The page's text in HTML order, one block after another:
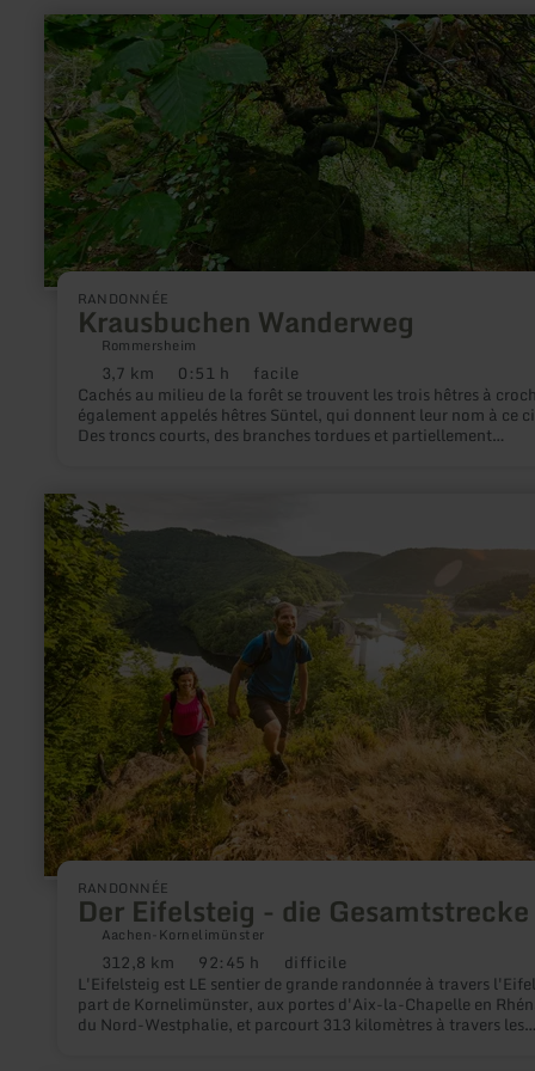
RANDONNÉE
Krausbuchen Wanderweg
Rommersheim
Distance
:
3,7 km Durée
:
0:51 h Difficulté
:
facile
Cachés au milieu de la forêt se trouvent les trois hêtres à
également appelés hêtres Süntel, qui donnent leur nom à ce
Des troncs courts, des branches tordues et partiellement
Trouver le calme, faire le plein d'énergie, laisser libre cours à
imagination, c'est ce que les hêtres à crochets mystiques
faire.
en
savoir
plus
sur
Krausbuchen
Wanderweg
RANDONNÉE
Der Eifelsteig - die Gesamtstrecke
Aachen-Kornelimünster
Distance
:
312,8 km Durée
:
92:45 h Difficulté
:
difficile
L'Eifelsteig est LE sentier de grande randonnée à travers
part de Kornelimünster, aux portes d'Aix-la-Chapelle en
du Nord-Westphalie, et parcourt 313 kilomètres à travers les
en
savoir
plus
sur
Der
Eifelsteig
-
die
Gesamtstrecke